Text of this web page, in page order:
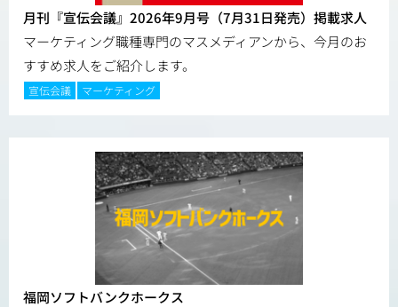
月刊『宣伝会議』2026年9月号（7月31日発売）掲載求人
マーケティング職種専門のマスメディアンから、今月のお
すすめ求人をご紹介します。
宣伝会議 マーケティング
福岡ソフトバンクホークス